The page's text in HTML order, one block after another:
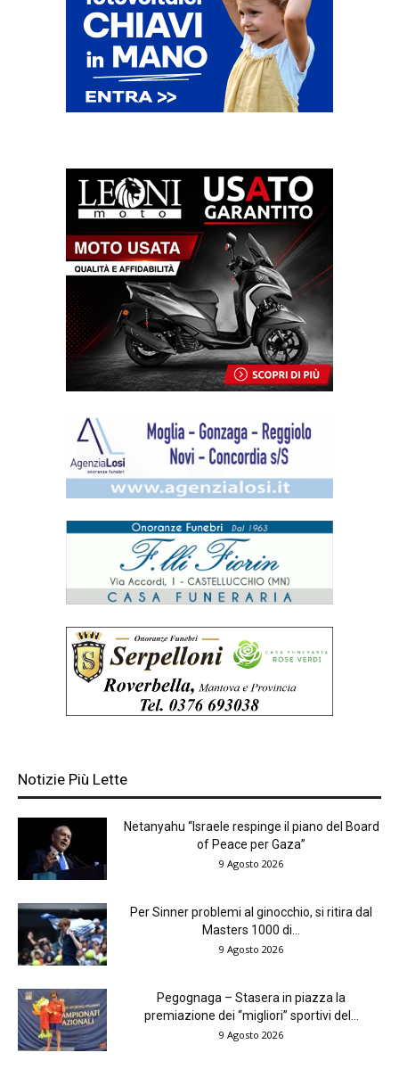
Notizie Più Lette
Netanyahu “Israele respinge il piano del Board
of Peace per Gaza”
9 Agosto 2026
Per Sinner problemi al ginocchio, si ritira dal
Masters 1000 di...
9 Agosto 2026
Pegognaga – Stasera in piazza la
premiazione dei “migliori” sportivi del...
9 Agosto 2026